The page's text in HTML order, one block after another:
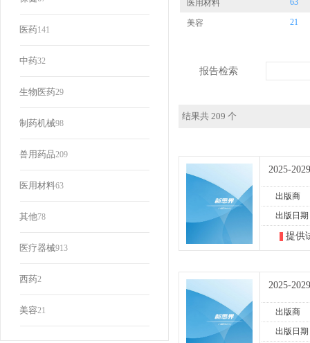
医药141
中药32
生物医药29
制药机械98
兽用药品209
医用材料63
其他78
医疗器械913
西药2
美容21
医用材料 63
美容 21
报告检索
结果共 209 个
2025-
出版商
出版日期
提供
2025-
出版商
出版日期